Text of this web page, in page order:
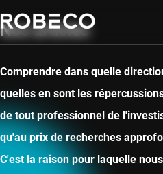
Nos articles
Comprendre dans quelle
quelles en sont les
de tout professionnel de
qu'au prix de recherches
C'est la raison pour laquelle